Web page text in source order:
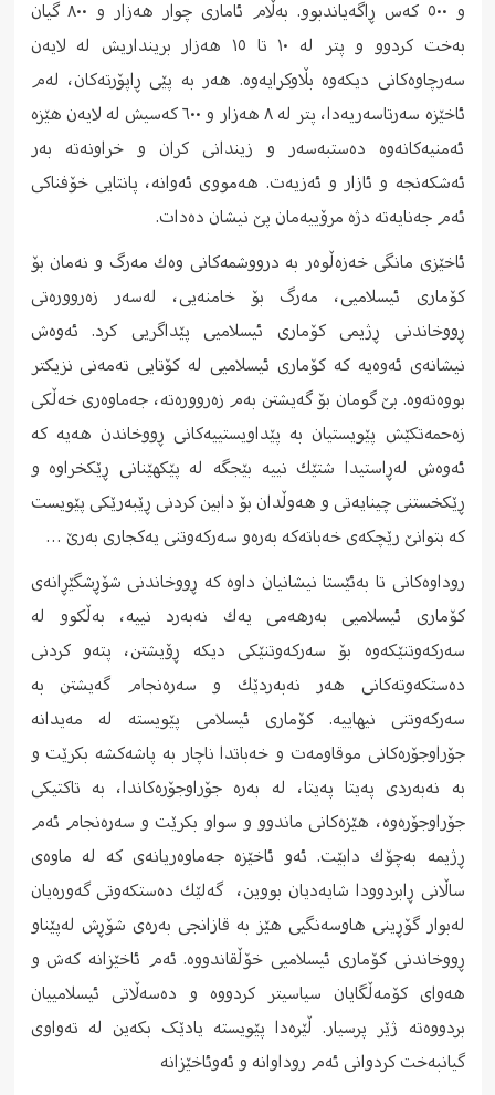
و ٥٠٠ كه‌س ڕاگه‌یاندبوو. به‌ڵام ئاماری چوار هه‌زار و ٨٠٠ گیان
به‌خت كردوو و پتر له‌ ١٠ تا ١٥ هه‌زار برینداریش له‌ لایه‌ن
سه‌رچاوه‌كانی دیكه‌وه‌ بڵاوكرایه‌وه‌. هه‌ر به‌ پێی ڕاپۆرته‌كان، له‌م
ئاخێزه‌ سه‌رتاسه‌ریه‌دا، پتر له‌ ٨ هه‌زار و ٦٠٠ كه‌سیش له‌ لایه‌ن هێزه‌
ئه‌منیه‌كانه‌وه‌ ده‌ستبه‌سه‌ر و زیندانی كران و خراونه‌ته‌ به‌ر
ئه‌شكه‌نجه‌ و ئازار و ئه‌زیه‌ت. هه‌مووی ئه‌وانه‌،‌ پانتایی خۆفناكی
ئه‌م جه‌نایه‌ته‌ دژه‌ مرۆییه‌مان پێ نیشان ده‌دات.
ئاخێزی مانگی خه‌زه‌ڵوه‌ر به‌ درووشمه‌كانی وه‌ك مه‌رگ و نه‌مان بۆ
كۆماری ئیسلامیی، مه‌رگ بۆ خامنه‌یی، له‌سه‌ر زه‌رووره‌تی
ڕووخاندنی ڕژیمی كۆماری ئیسلامیی پێداگریی كرد. ئه‌وه‌ش
نیشانه‌ی ئه‌وه‌یه‌ كه‌ كۆماری ئیسلامیی له‌ كۆتایی ته‌مه‌نی نزیكتر
بووه‌ته‌وه‌. بێ گومان بۆ گه‌یشتن به‌م زه‌رووره‌ته‌، جه‌ماوه‌ری خه‌ڵكی
زه‌حمه‌تكێش پێویستیان به‌ پێداویستییه‌كانی ڕووخاندن هه‌یه‌ كه‌
ئه‌وه‌ش له‌ڕاستیدا شتێك نییه‌ بێجگه‌ له‌ پێكهێنانی ڕێكخراوه‌ و
ڕێكخستنی چینایه‌تی و هه‌وڵدان بۆ دابین كردنی ڕێبه‌رێکی پێویست
کە بتوانێ رێچکەی خەباتەکە بەرەو سەرکەوتنی یەکجاری بەرێ …
روداوەکانی تا بەئێستا نیشانیان داوە کە ڕووخاندنی شۆڕشگێڕانه‌ی
كۆماری ئیسلامیی به‌رهه‌می یه‌ك نه‌به‌رد نییه‌، به‌ڵكوو له‌
سه‌ركه‌وتنێكه‌وه‌ بۆ سه‌ركه‌وتنێكی دیكه‌ ڕۆیشتن، پته‌و كردنی
ده‌ستكه‌وته‌كانی هه‌ر نه‌به‌ردێك و سه‌ره‌نجام گه‌یشتن به‌
سه‌ركه‌وتنی نیهاییه‌. كۆماری ئیسلامی پێویسته‌ له‌ مه‌یدانه‌
جۆراوجۆره‌كانی موقاومه‌ت و خه‌باتدا ناچار به‌ پاشه‌كشه‌ بكرێت و
به‌ نه‌به‌ردی په‌یتا په‌یتا، له‌ به‌ره‌ جۆراوجۆره‌كاندا، به‌ تاكتیكی
جۆراوجۆره‌وه‌، هێزه‌كانی ماندوو و سواو بكرێت و سه‌ره‌نجام ئه‌م
ڕژیمه‌ به‌چۆك دابێت. ئه‌و ئاخێزه‌ جه‌ماوه‌ریانه‌ی كه‌ له‌ ماوه‌ی
ساڵانی ڕابردوودا شایه‌دیان بووین، گه‌لێك ده‌ستكه‌وتی گه‌وره‌یان
له‌بوار گۆڕینی هاوسه‌نگیی هێز به‌ قازانجی به‌ره‌ی شۆڕش له‌پێناو
ڕووخاندنی كۆماری ئیسلامیی خۆڵقاندووه‌. ئه‌م ئاخێزانه‌ كه‌ش و
هه‌وای كۆمه‌ڵگایان سیاسیتر كردووه‌ و ده‌سه‌ڵاتی ئیسلامییان
بردووه‌ته‌ ژێر پرسیار. ڵێرەدا پێویستە یادێک بکەین لە تەواوی
گیانبەخت کردوانی ئەم روداوانە و ئەوئاخێزانە